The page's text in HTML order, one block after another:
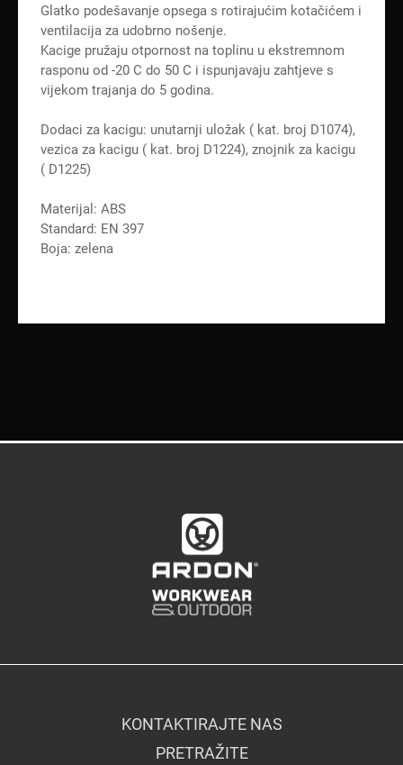
Glatko podešavanje opsega s rotirajućim kotačićem i
ventilacija za udobrno nošenje.
Kacige pružaju otpornost na toplinu u ekstremnom
rasponu od -20 C do 50 C i ispunjavaju zahtjeve s
vijekom trajanja do 5 godina.
Dodaci za kacigu: unutarnji uložak ( kat. broj D1074),
vezica za kacigu ( kat. broj D1224), znojnik za kacigu
( D1225)
Materijal: ABS
Standard: EN 397
Boja: zelena
KONTAKTIRAJTE NAS
PRETRAŽITE